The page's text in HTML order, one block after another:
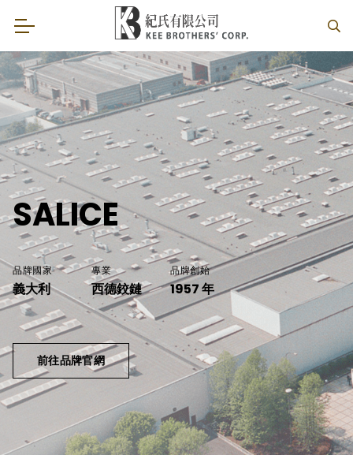
SALICE
品牌國家
義大利
專業
西德鉸鏈
品牌創始
1957 年
前往品牌官網